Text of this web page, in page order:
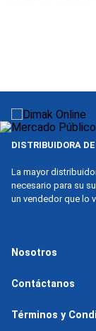
creando un
DISTRIBUIDORA
La mayor
necesario para su
un vendedor que lo
Nosotros
Contáctanos
Términos y